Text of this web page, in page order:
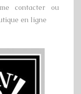
contacter ou
en ligne